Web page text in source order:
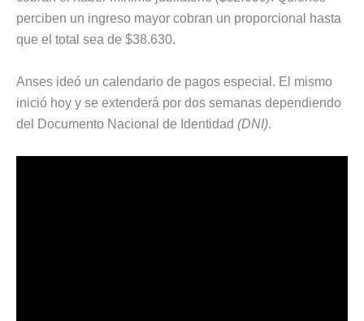
perciben un ingreso mayor cobran un proporcional hasta
que el total sea de $38.630.
Anses ideó un calendario de pagos especial. El mismo
inició hoy y se extenderá por dos semanas dependiendo
del Documento Nacional de Identidad (DNI).